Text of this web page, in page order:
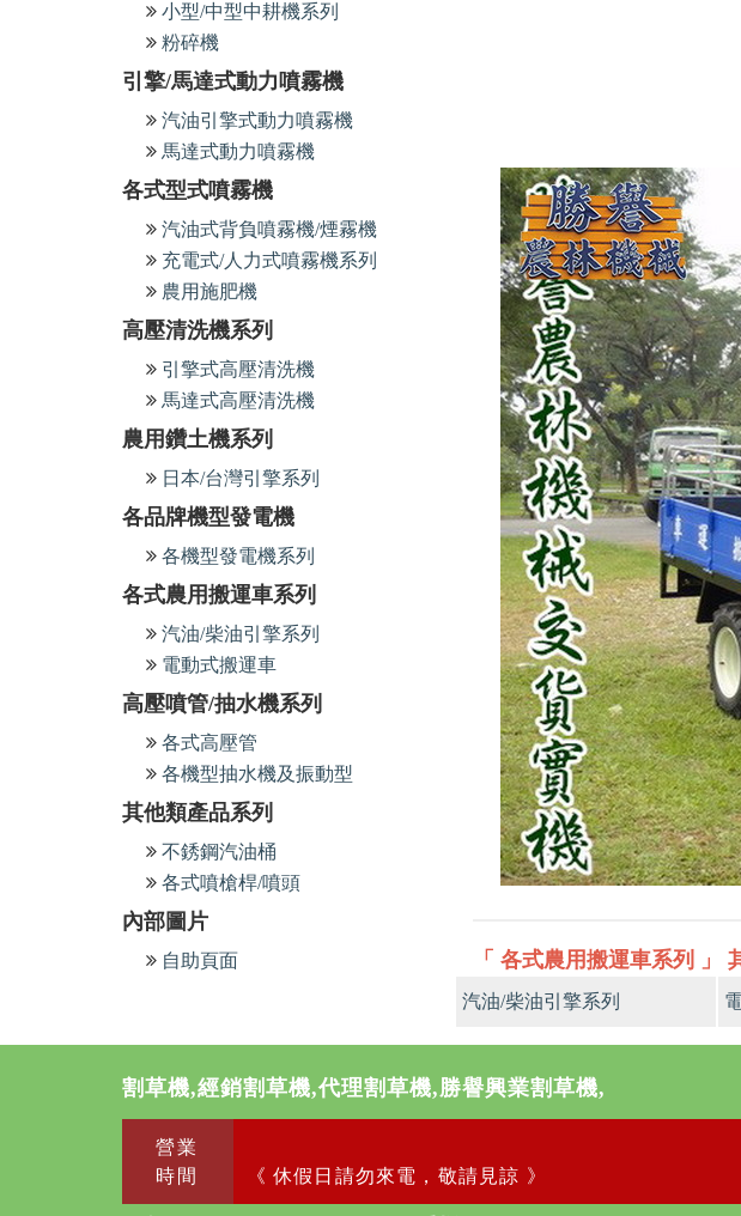
小型/中型中耕機系列
粉碎機
引擎/馬達式動力噴霧機
汽油引擎式動力噴霧機
馬達式動力噴霧機
各式型式噴霧機
汽油式背負噴霧機/煙霧機
充電式/人力式噴霧機系列
農用施肥機
高壓清洗機系列
引擎式高壓清洗機
馬達式高壓清洗機
農用鑽土機系列
日本/台灣引擎系列
各品牌機型發電機
各機型發電機系列
各式農用搬運車系列
汽油/柴油引擎系列
電動式搬運車
高壓噴管/抽水機系列
各式高壓管
各機型抽水機及振動型
其他類產品系列
不銹鋼汽油桶
各式噴槍桿/噴頭
內部圖片
自助頁面 「 各式農用搬運車系列 」
汽油/柴油引擎系列
割草機,經銷割草機,代理割草機,勝譽興業割草機,
營業
時間
《 休假日請勿來電，敬請見諒 》